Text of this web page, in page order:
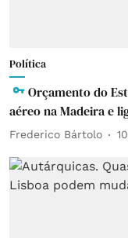
Política
Orçamento do
aéreo na Madeira e
Frederico Bártolo